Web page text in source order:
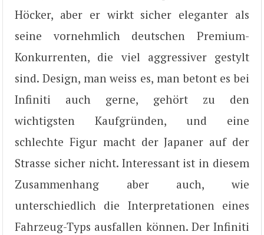
Höcker, aber er wirkt sicher eleganter als
seine vornehmlich deutschen Premium-
Konkurrenten, die viel aggressiver gestylt
sind. Design, man weiss es, man betont es bei
Infiniti auch gerne, gehört zu den
wichtigsten Kaufgründen, und eine
schlechte Figur macht der Japaner auf der
Strasse sicher nicht. Interessant ist in diesem
Zusammenhang aber auch, wie
unterschiedlich die Interpretationen eines
Fahrzeug-Typs ausfallen können. Der Infiniti